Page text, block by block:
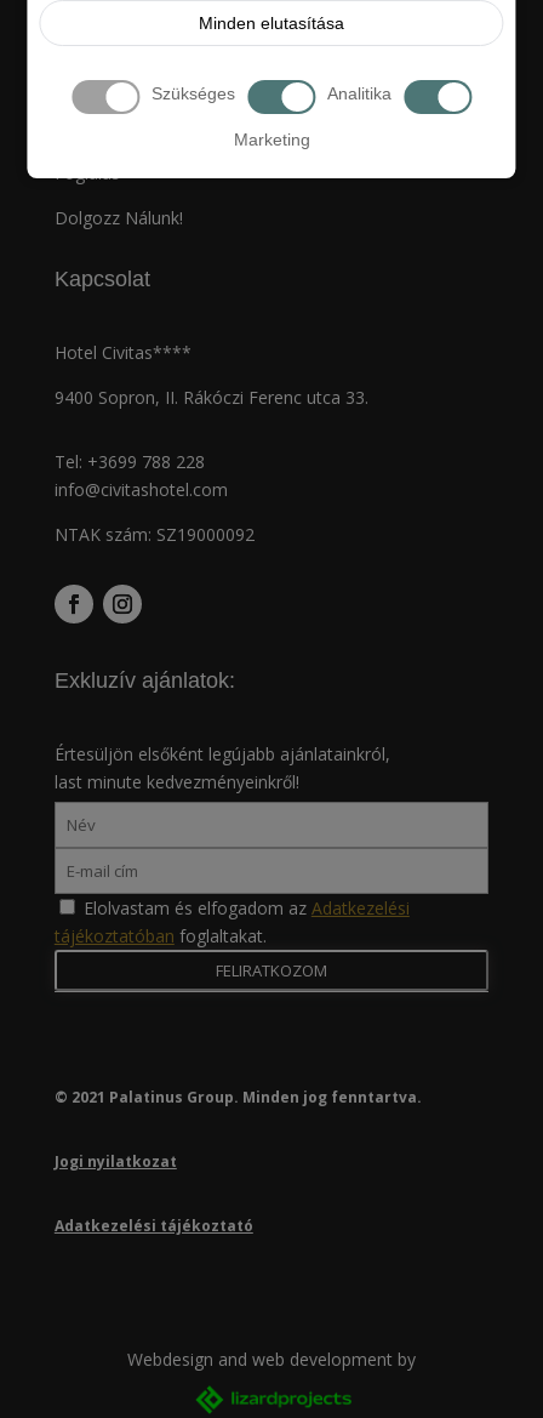
Minden elutasítása
Szükséges Analitika
Marketing
Ajánlatok
Galéria
Foglalás
Dolgozz Nálunk!
Kapcsolat
Hotel Civitas****
9400 Sopron, II. Rákóczi Ferenc utca 33.
Tel: +3699 788 228
info@civitashotel.com
NTAK szám: SZ19000092
Exkluzív ajánlatok:
Értesüljön elsőként legújabb ajánlatainkról,
last minute kedvezményeinkről!
Elolvastam és elfogadom az Adatkezelési
tájékoztatóban foglaltakat.
© 2021 Palatinus Group. Minden jog fenntartva.
Jogi nyilatkozat
Adatkezelési tájékoztató
Webdesign and web development by